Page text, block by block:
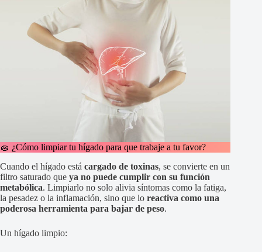
🧽 ¿Cómo limpiar tu hígado para que trabaje a tu favor?
Cuando el hígado está cargado de toxinas, se convierte en un
filtro saturado que ya no puede cumplir con su función
metabólica. Limpiarlo no solo alivia síntomas como la fatiga,
la pesadez o la inflamación, sino que lo reactiva como una
poderosa herramienta para bajar de peso.
Un hígado limpio: